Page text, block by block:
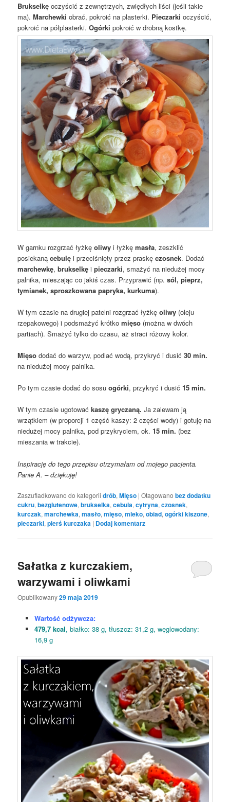
Brukselkę oczyścić z zewnętrzych, zwiędłych liści (jeśli takie
ma).Marchewki obrać, pokroić na plasterki. Pieczarki oczyścić,
pokroić na półplasterki.Ogórki pokroić w drobną kostkę.
W garnku rozgrzać łyżkęoliwy i łyżkęmasła, zeszklić
posiekanącebulę i przeciśnięty przez praskęczosnek. Dodać
marchewkę,brukselkę ipieczarki, smażyć na niedużej mocy
palnika, mieszając co jakiś czas. Przyprawić (np. sól, pieprz,
tymianek, sproszkowana papryka, kurkuma).
W tym czasie na drugiej patelni rozgrzać łyżkęoliwy (oleju
rzepakowego) i podsmażyć krótkomięso (można w dwóch
partiach). Smażyć tylko do czasu, aż straci różowy kolor.
Mięso dodać do warzyw, podlać wodą, przykryć i dusić30 min.
na niedużej mocy palnika.
Po tym czasie dodać do sosuogórki, przykryć i dusić15 min.
W tym czasie ugotowaćkaszę gryczaną.Ja zalewam ją
wrzątkiem (w proporcji 1 część kaszy: 2 części wody) i gotuję na
niedużej mocy palnika, pod przykryciem, ok.15 min. (bez
mieszania w trakcie).
Inspirację do tego przepisu otrzymałam od mojego pacjenta.
Panie A. – dziękuję!
Zaszufladkowano do kategorii drób,Mięso |Otagowano bez dodatku
cukru,bezglutenowe,brukselka,cebula,cytryna,czosnek,
kurczak,marchewka,masło,mięso,mleko,obiad,ogórki kiszone,
pieczarki,pierś kurczaka | Dodaj komentarz
Sałatka z kurczakiem,
warzywami i oliwkami
Opublikowany29 maja 2019
Wartość odżywcza:
479,7 kcal, białko: 38 g, tłuszcz: 31,2 g, węglowodany:
16,9 g